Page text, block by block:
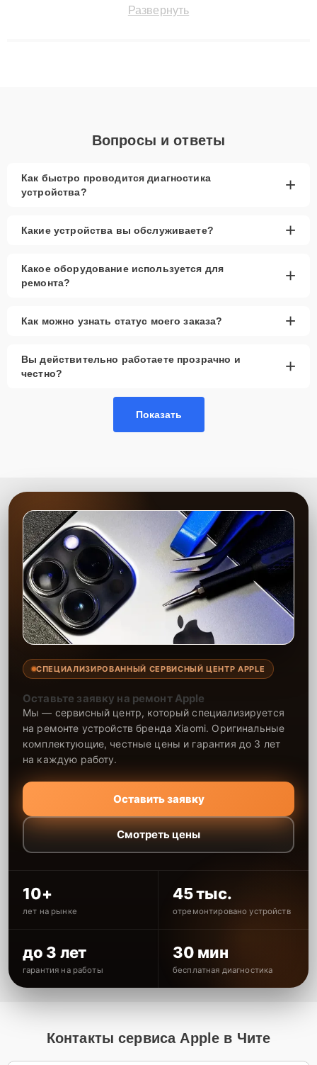
сохранением гарантии до 3 лет. Наши мастера решают
Развернуть
Вопросы и ответы
Как быстро проводится диагностика
устройства?
+
Какие устройства вы обслуживаете? +
Какое оборудование используется для
ремонта?
+
Как можно узнать статус моего заказа? +
Вы действительно работаете прозрачно и
честно?
+
Показать
СПЕЦИАЛИЗИРОВАННЫЙ СЕРВИСНЫЙ ЦЕНТР APPLE
Оставьте заявку на ремонт Apple
Мы — сервисный центр, который специализируется
на ремонте устройств бренда Xiaomi. Оригинальные
комплектующие, честные цены и гарантия до 3 лет
на каждую работу.
Оставить заявку
Смотреть цены
10+
лет на рынке
45 тыс.
отремонтировано устройств
до 3 лет
гарантия на работы
30 мин
бесплатная диагностика
Контакты сервиса Apple в Чите